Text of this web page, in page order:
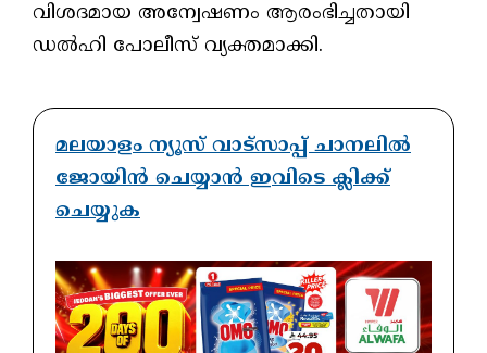
വിശദമായ അന്വേഷണം ആരംഭിച്ചതായി
ഡൽഹി പോലീസ് വ്യക്തമാക്കി.
മലയാളം ന്യൂസ് വാട്സാപ്പ് ചാനലിൽ
ജോയിൻ ചെയ്യാൻ ഇവിടെ ക്ലിക്ക്
ചെയ്യുക